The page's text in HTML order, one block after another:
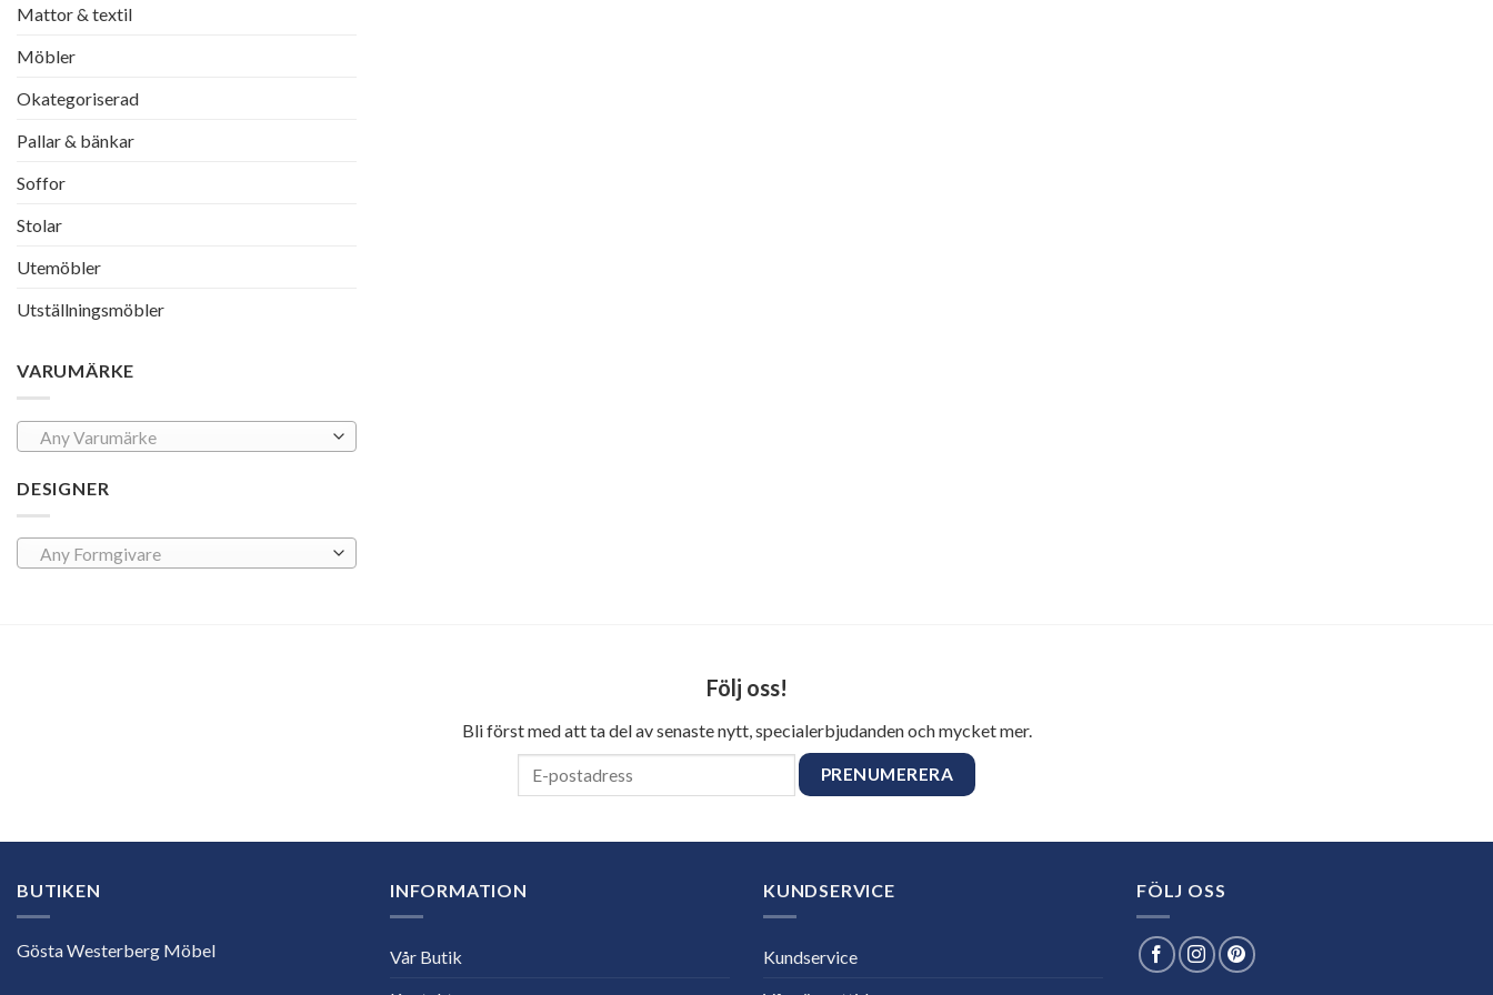
Mattor & textil
Möbler
Okategoriserad
Pallar & bänkar
Soffor
Stolar
Utemöbler
Utställningsmöbler
VARUMÄRKE
Any Varumärke
DESIGNER
Any Formgivare
Följ oss!
Bli först med att ta del av senaste nytt, specialerbjudanden och mycket mer.
BUTIKEN
Gösta Westerberg Möbel
INFORMATION
Vår Butik
KUNDSERVICE
Kundservice
FÖLJ OSS